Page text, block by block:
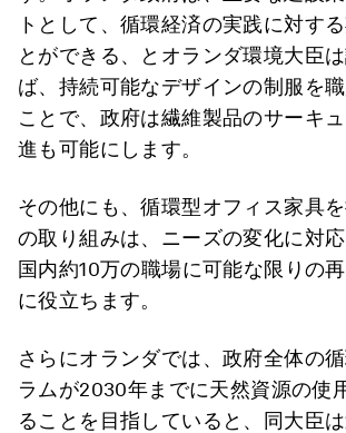
トとして、循環経済の実践に対す
とができる、とオランダ環境大臣
ば、持続可能なデザインの制服を
ことで、政府は繊維製品のサーキ
進も可能にします。
その他にも、循環型オフィス家具
の取り組みは、ニーズの変化に対
国内約10万の職場に可能な限りの
に役立ちます。
さらにオランダでは、政府全体の
ラムが2030年までに天然資源の使
ることを目指していると、同大臣